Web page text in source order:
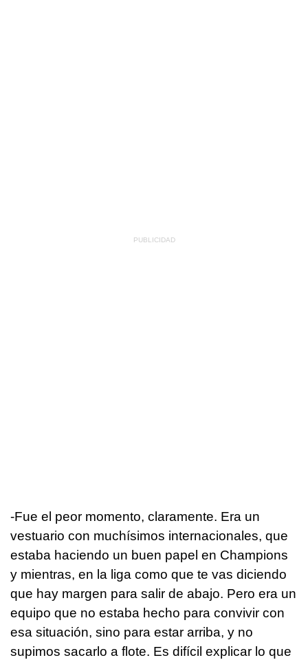
-Fue el peor momento, claramente. Era un
vestuario con muchísimos internacionales, que
estaba haciendo un buen papel en Champions
y mientras, en la liga como que te vas diciendo
que hay margen para salir de abajo. Pero era un
equipo que no estaba hecho para convivir con
esa situación, sino para estar arriba, y no
supimos sacarlo a flote. Es difícil explicar lo que